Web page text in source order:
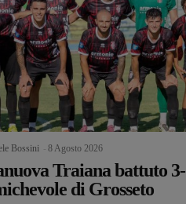
Bossini 8 Agosto 2026
Traiana battuto 3-
di Grosseto